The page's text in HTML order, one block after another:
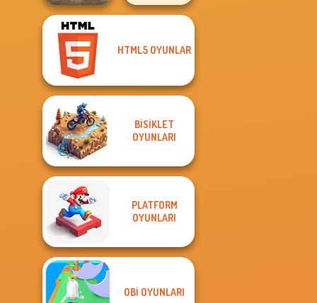
City Bike Racing
Champion
Folding Blocks
HTML5 OYUNLAR
BISIKLET
OYUNLARI
PLATFORM
OYUNLARI
OBI OYUNLARI